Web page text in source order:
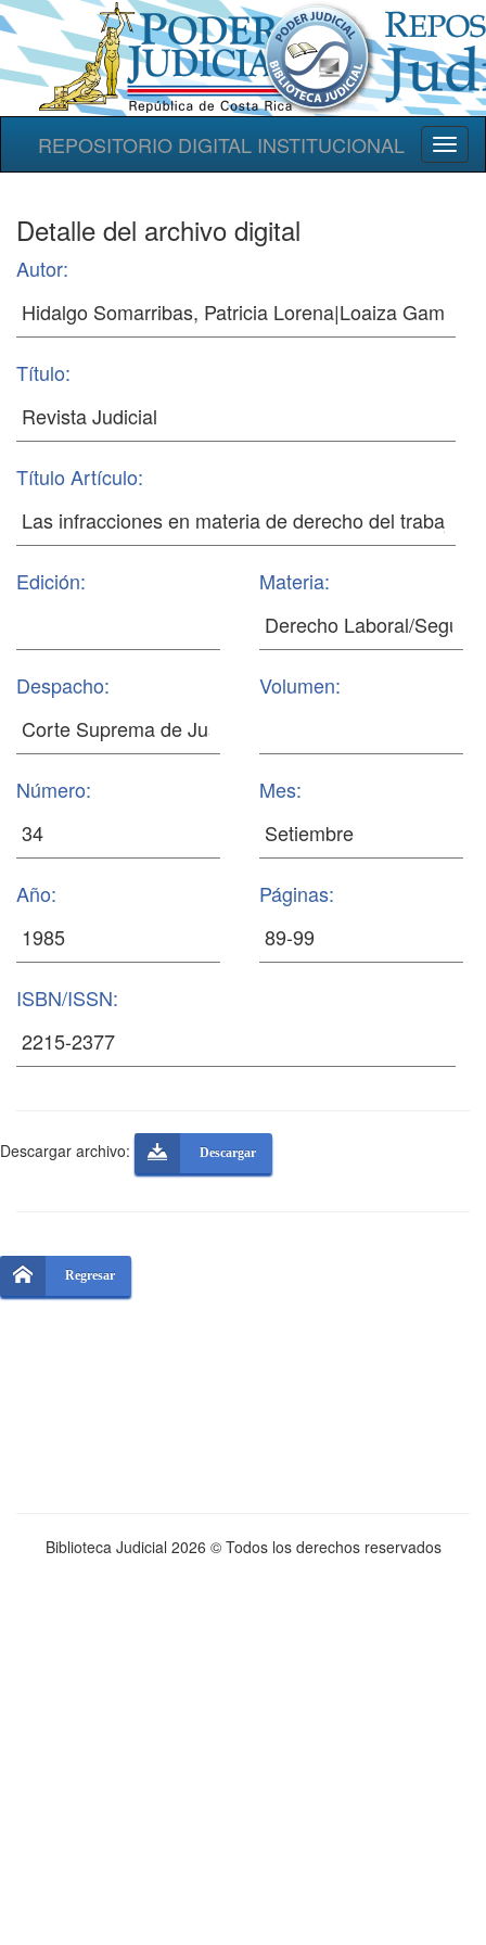
REPOSITORIO DIGITAL INSTITUCIONAL
Detalle del archivo digital
Autor:
Título:
Título Artículo:
Edición: Materia:
Despacho: Volumen:
Número: Mes:
Año: Páginas:
ISBN/ISSN:
Descargar archivo: Descargar
Regresar
Biblioteca Judicial 2026 © Todos los derechos reservados